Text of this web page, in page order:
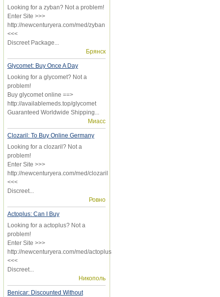
Looking for a zyban? Not a problem!
Enter Site >>>
http://newcenturyera.com/med/zyban
<<<
Discreet Package...
Брянск
Glycomet: Buy Once A Day
Looking for a glycomet? Not a
problem!
Buy glycomet online ==>
http://availablemeds.top/glycomet
Guaranteed Worldwide Shipping...
Миасс
Clozaril: To Buy Online Germany
Looking for a clozaril? Not a
problem!
Enter Site >>>
http://newcenturyera.com/med/clozaril
<<<
Discreet...
Ровно
Actoplus: Can I Buy
Looking for a actoplus? Not a
problem!
Enter Site >>>
http://newcenturyera.com/med/actoplus
<<<
Discreet...
Никополь
Benicar: Discounted Without